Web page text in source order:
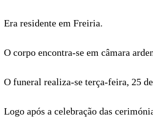
Era residente em Freiria.
O corpo encontra-se em câmara
O funeral realiza-se terça-feira, 25
Logo após a celebração das